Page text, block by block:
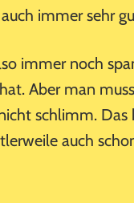
immer sehr
immer noch
Aber man
schlimm.
auch